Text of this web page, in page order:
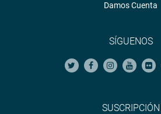
Damos Cuenta
SÍGUENOS
SUSCRIPCIÓN